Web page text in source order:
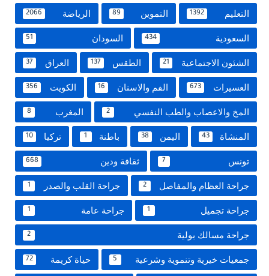
التعليم 1392 التموين 89 الرياضة 2066
السعودية 434 السودان 51
الشئون الاجتماعية 21 الطقس 137 العراق 37
العسيرات 673 الفم والاسنان 16 الكويت 356
المخ والاعصاب والطب النفسي 2 المغرب 8
المنشاة 43 اليمن 38 باطنة 1 تركيا 10
تونس 7 ثقافة ودين 668
جراحة العظام والمفاصل 2 جراحة القلب والصدر 1
جراحة تجميل 1 جراحة عامة 1
جراحة مسالك بولية 2
جمعيات خيرية وتنموية وشرعية 5 حياة كريمة 72